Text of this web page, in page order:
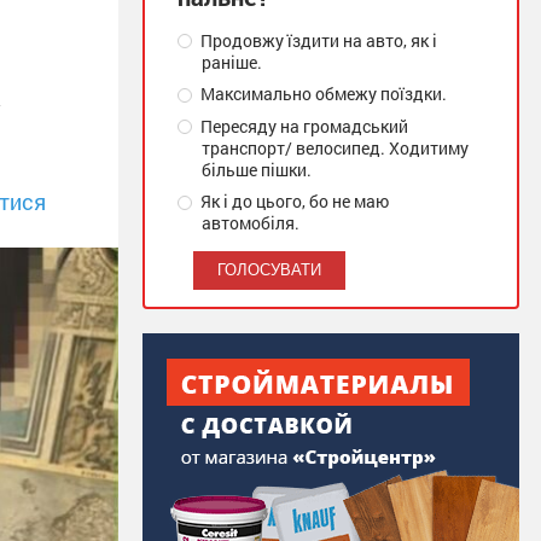
Продовжу їздити на авто, як і
раніше.
Максимально обмежу поїздки.
Пересяду на громадський
транспорт/ велосипед. Ходитиму
більше пішки.
Як і до цього, бо не маю
автомобіля.